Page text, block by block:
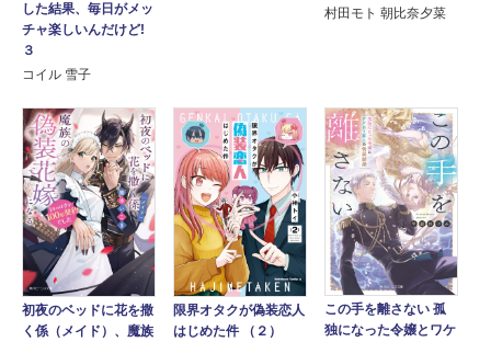
した結果、毎日がメッ
チャ楽しいんだけど!
３
コイル 雪子
村田モト 朝比奈夕菜
初夜のベッドに花を撒
く係（メイド）、魔族
限界オタクが偽装恋人
はじめた件 （２）
この手を離さない 孤
独になった令嬢とワケ